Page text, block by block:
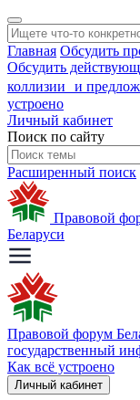
Главная Обсудить
Обсудить
коллизии и
устроено
Личный кабинет
Поиск по сайту
Расширенный поиск
Правовой
Беларуси
Правовой форум
государственный
Как всё устроено
Личный кабинет